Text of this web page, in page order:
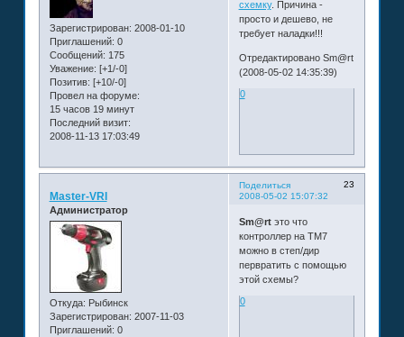
Зарегистрирован: 2008-01-10
Приглашений: 0
Сообщений: 175
Уважение: [+1/-0]
Позитив: [+10/-0]
Провел на форуме:
15 часов 19 минут
Последний визит:
2008-11-13 17:03:49
схемку. Причина -
просто и дешево, не
требует наладки!!!
Отредактировано Sm@rt
(2008-05-02 14:35:39)
0
Поделиться
23
2008-05-02 15:07:32
Master-VRI
Администратор
Откуда: Рыбинск
Зарегистрирован: 2007-11-03
Приглашений: 0
Sm@rtэто что
контроллер на ТМ7
можно в степ/дир
первратить с помощью
этой схемы?
0